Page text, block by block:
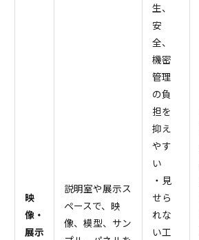
映
像・
展示
説明室や展示ス
ペースで、映
像、模型、サン
生、
安
全、
機密
管理
の負
担を
抑え
やす
い
・見
せら
れな
い工